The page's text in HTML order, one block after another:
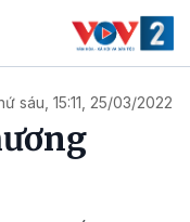
sáu, 15:11, 25/03/2022